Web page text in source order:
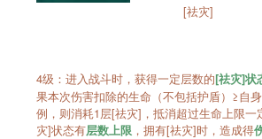
[祛灾]
4级：进入战斗时，获得一定层数的[祛灾]状
果本次伤害扣除的生命（不包括护盾）≥自
例，则消耗1层[祛灾]，抵消超过生命上限一
灾]状态有层数上限 ，拥有[祛灾]时，造成得